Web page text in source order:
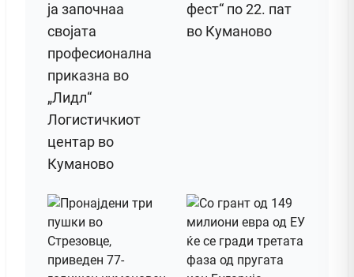
ја започнаа
својата
професионална
приказна во
„Лидл“
Логистичкиот
центар во
Куманово
фест“ по 22. пат
во Куманово